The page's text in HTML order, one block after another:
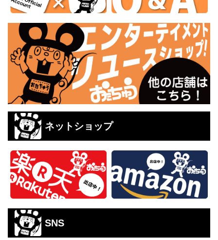
ネットショップ
SNS